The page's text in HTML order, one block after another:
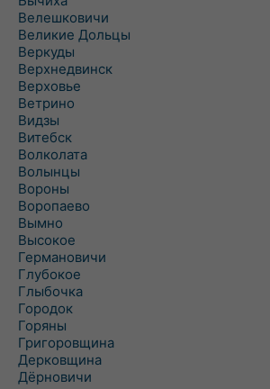
Велешковичи
Великие Дольцы
Веркуды
Верхнедвинск
Верховье
Ветрино
Видзы
Витебск
Волколата
Волынцы
Вороны
Воропаево
Вымно
Высокое
Германовичи
Глубокое
Глыбочка
Городок
Горяны
Григоровщина
Дерковщина
Дёрновичи